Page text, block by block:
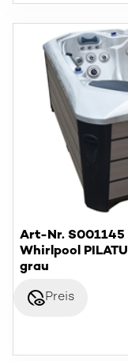
Art-Nr. S001145
Whirlpool
grau
disabled_visiblePreis